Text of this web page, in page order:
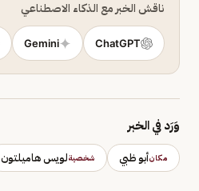
ناقش الخبر مع الذكاء الاصطناعي
ChatGPT
Gemini
وَرَد في الخبر
مكانأبو ظبي شخصيةلويس هاميلتون